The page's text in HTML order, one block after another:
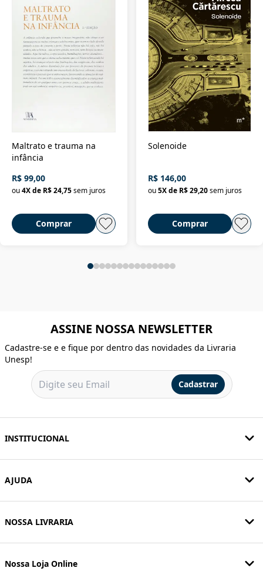
Maltrato e trauma na
infância
R$ 99,00
ou4X de R$ 24,75sem juros
Comprar
Solenoide
R$ 146,00
ou 5X de R$ 29,20 sem juros
Comprar
ASSINE NOSSA NEWSLETTER
Cadastre-se e e fique por dentro das novidades da Livraria
Unesp!
Cadastrar
INSTITUCIONAL
AJUDA
NOSSA LIVRARIA
Nossa Loja Online